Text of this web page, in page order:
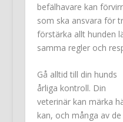
befälhavare kan
som ska ansvara för
förstärka allt hunden
samma regler och
Gå alltid till din hunds
årliga kontroll. Din
veterinär kan märka
kan, och många av